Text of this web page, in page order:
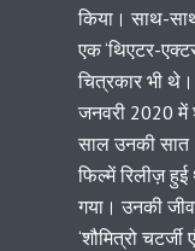
किया। साथ-
एक ‘थिएटर-
चित्रकार भी थे।
जनवरी 2020 में
साल उनकी सात
फिल्में रिलीज़ हुई
गया। उनकी
‘शौमित्रो